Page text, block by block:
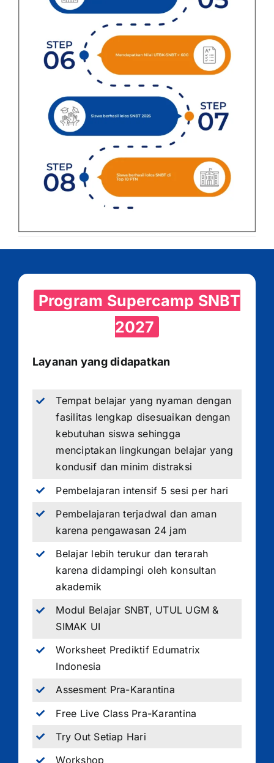
Program Supercamp SNBT
2027
Layanan yang didapatkan
Tempat belajar yang nyaman dengan
fasilitas lengkap disesuaikan dengan
kebutuhan siswa sehingga
menciptakan lingkungan belajar yang
kondusif dan minim distraksi
Pembelajaran intensif 5 sesi per hari
Pembelajaran terjadwal dan aman
karena pengawasan 24 jam
Belajar lebih terukur dan terarah
karena didampingi oleh konsultan
akademik
Modul Belajar SNBT, UTUL UGM &
SIMAK UI
Worksheet Prediktif Edumatrix
Indonesia
Assesment Pra-Karantina
Free Live Class Pra-Karantina
Try Out Setiap Hari
Workshop